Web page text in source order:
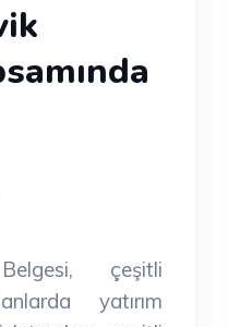
çeşitli
yatırım